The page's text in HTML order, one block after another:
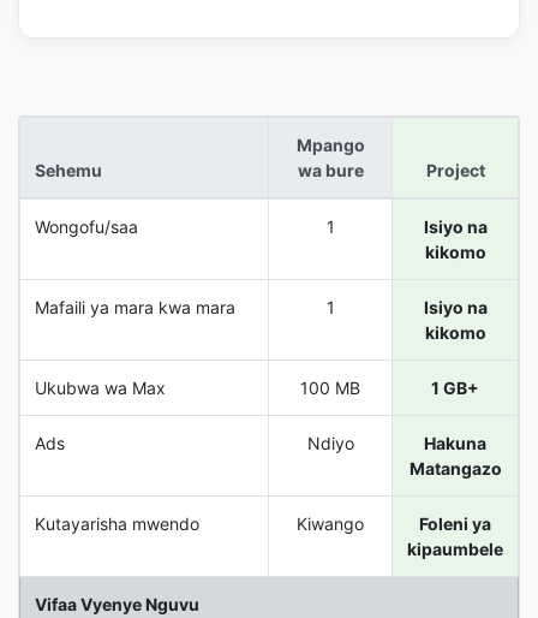
Sehemu
Mpango
wa bure
Project
Wongofu/saa 1
Isiyo na
kikomo
Mafaili ya mara kwa mara 1
Isiyo na
kikomo
Ukubwa wa Max 100 MB 1 GB+
Ads Ndiyo
Hakuna
Matangazo
Kutayarisha mwendo Kiwango
Foleni ya
kipaumbele
Vifaa Vyenye Nguvu